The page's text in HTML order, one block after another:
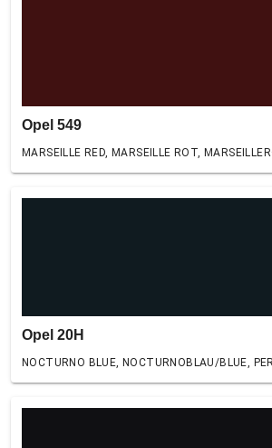
Opel 549
MARSEILLE RED, MARSEILLE ROT,
Opel 20H
NOCTURNO BLUE, NOCTURNOBLAU/BLUE,